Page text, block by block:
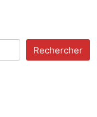
Rechercher